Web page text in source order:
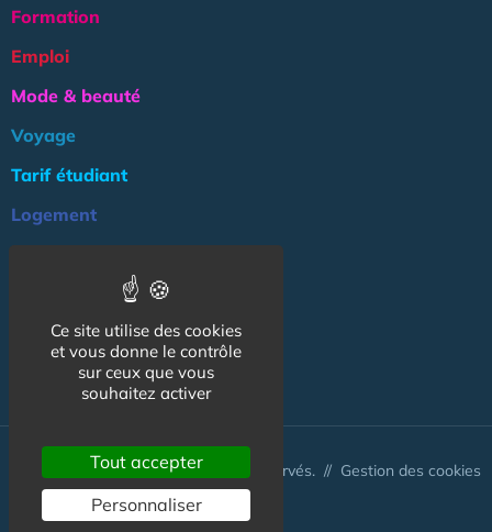
Formation
Emploi
Mode & beauté
Voyage
Tarif étudiant
Logement
Association
NOS AUTRES SITES :
© CapCampus 2026 - Tous droits réservés. // Gestion des cookies
Ce site utilise des cookies
et vous donne le contrôle
sur ceux que vous
souhaitez activer
Tout accepter
Personnaliser